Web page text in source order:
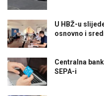
U HBŽ-u
osnovno i
Centralna
SEPA-i